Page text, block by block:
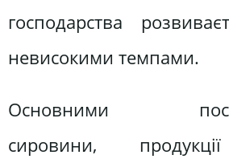
господарства
невисокими темпами.
Основними
сировини,